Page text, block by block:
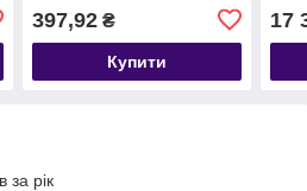
397,92₴
Купити
17
за рік